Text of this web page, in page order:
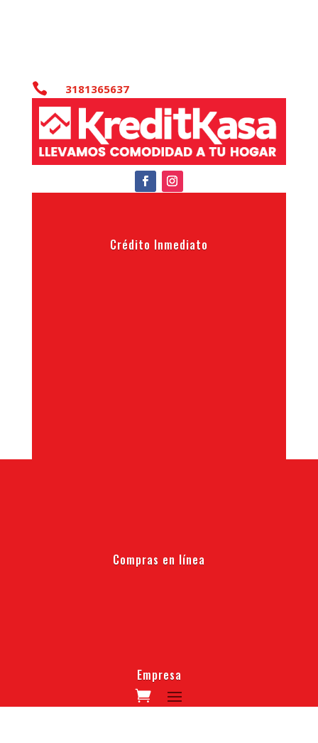
 3181365637
Crédito Inmediato
Compras en línea
Empresa